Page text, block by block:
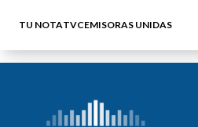
TU NOTATVCEMISORAS UNIDAS